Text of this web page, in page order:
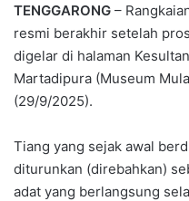
TENGGARONG –
resmi berakhir setelah
digelar di halaman
Martadipura (Museum
(29/9/2025).
Tiang yang sejak awal
diturunkan (direbahkan)
adat yang berlangsung